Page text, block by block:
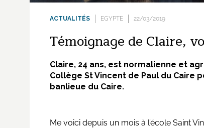
ACTUALITÉS EGYPTE 22/03/2019
Témoignage de Claire,
Claire, 24 ans, est normalienne et
Collège St Vincent de Paul du Caire
banlieue du Caire.
Me voici depuis un mois à l’école Saint